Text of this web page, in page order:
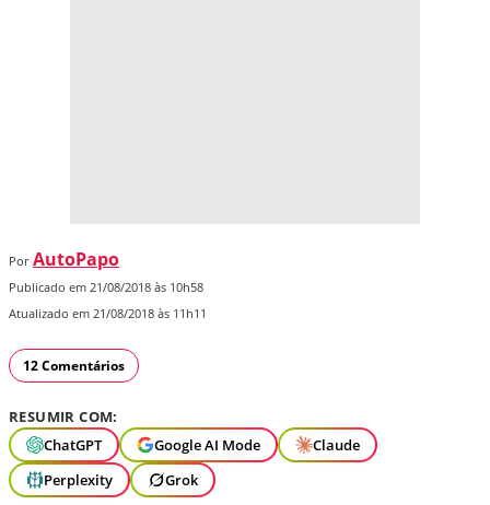
Por AutoPapo
Publicado em 21/08/2018 às 10h58
Atualizado em 21/08/2018 às 11h11
12 Comentários
RESUMIR COM:
ChatGPT
Google AI Mode
Claude
Perplexity
Grok